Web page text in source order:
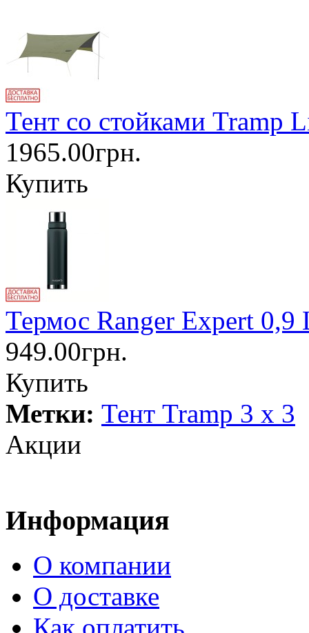
Тент со стойками Tramp
1965.00грн.
Купить
Термос Ranger Expert
949.00грн.
Купить
Метки: Тент Tramp 3 x 3
Акции
Информация
О компании
О доставке
Как оплатить